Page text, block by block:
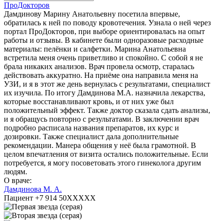
ПроДокторов
Дамдинову Марину Анатольевну посетила впервые,
обратилась к ней по поводу кровотечения. Узнала о ней через
портал ПроДокторов, при выборе ориентировалась на опыт
работы и отзывы. В кабинете были одноразовые расходные
материалы: пелёнки и салфетки. Марина Анатольевна
встретила меня очень приветливо и спокойно. С собой я не
брала никаких анализов. Врач провела осмотр, старалась
действовать аккуратно. На приёме она направила меня на
УЗИ, и я в этот же день вернулась с результатами, специалист
их изучила. По итогу Дамдинова М.А. назначила лекарства,
которые восстанавливают кровь, и от них уже был
положительный эффект. Также доктор сказала сдать анализы,
и я обращусь повторно с результатами. В заключении врач
подробно расписала названия препаратов, их курс и
дозировки. Также специалист дала дополнительные
рекомендации. Манера общения у неё была грамотной. В
целом впечатления от визита остались положительные. Если
потребуется, я могу посоветовать этого гинеколога другим
людям.
О враче:
Дамдинова М. А.
Пациент +7 914 50XXXXX